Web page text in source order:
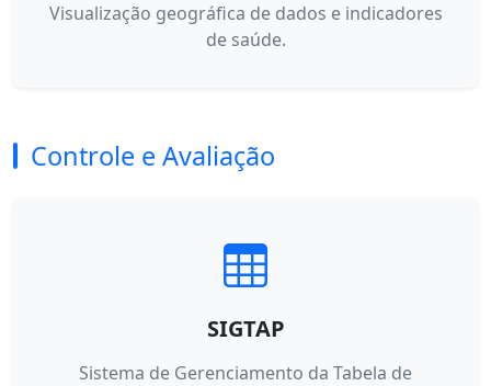
Visualização geográfica de dados e indicadores
de saúde.
Controle e Avaliação
SIGTAP
Sistema de Gerenciamento da Tabela de